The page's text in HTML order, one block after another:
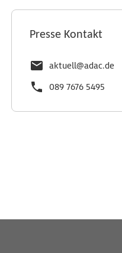
Presse Kontakt
aktuell@adac.de
089 7676 5495